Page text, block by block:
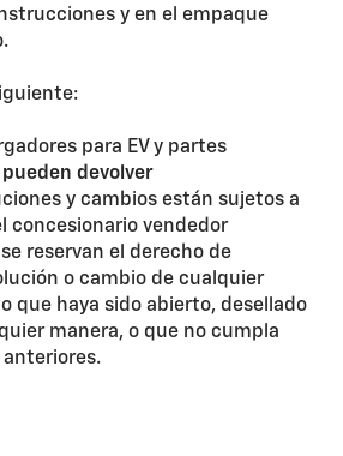
y en el empaque
para EV y partes
pueden devolver
y cambios están sujetos a
concesionario vendedor
reservan el derecho de
o cambio de cualquier
que haya sido abierto, desellado
manera, o que no cumpla